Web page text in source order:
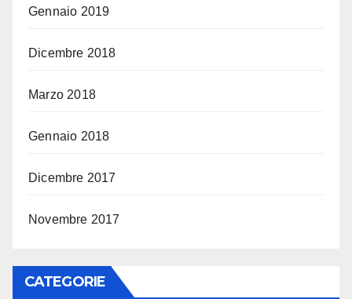
Gennaio 2019
Dicembre 2018
Marzo 2018
Gennaio 2018
Dicembre 2017
Novembre 2017
CATEGORIE